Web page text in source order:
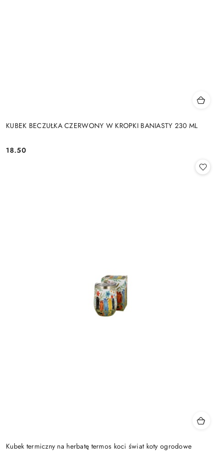
KUBEK BECZUŁKA CZERWONY W KROPKI BANIASTY 230 ML
Cena:
18.50
Kubek termiczny na herbatę termos koci świat koty ogrodowe